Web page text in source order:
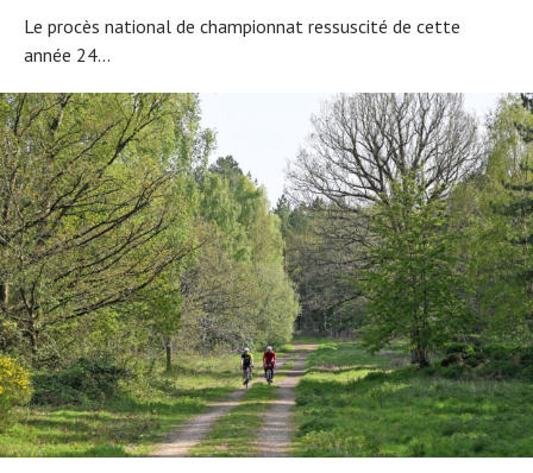
Le procès national de championnat ressuscité de cette
année 24...